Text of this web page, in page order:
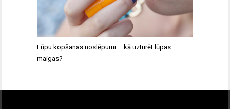
Lūpu kopšanas noslēpumi – kā uzturēt lūpas
maigas?